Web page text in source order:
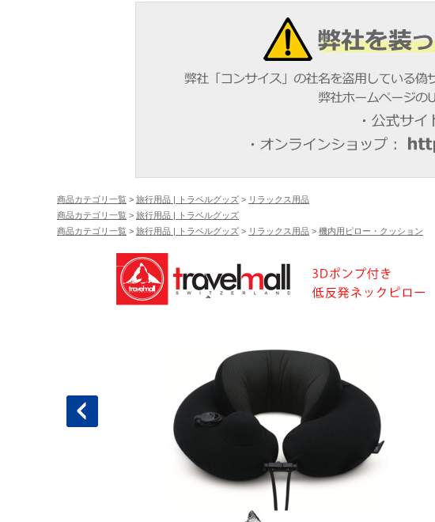
商品カテゴリ一覧 > 旅行用品 | トラベルグッズ > リラックス用品
商品カテゴリ一覧 > 旅行用品 | トラベルグッズ
商品カテゴリ一覧 > 旅行用品 | トラベルグッズ > リラックス用品 > 機内用ピロー・クッション